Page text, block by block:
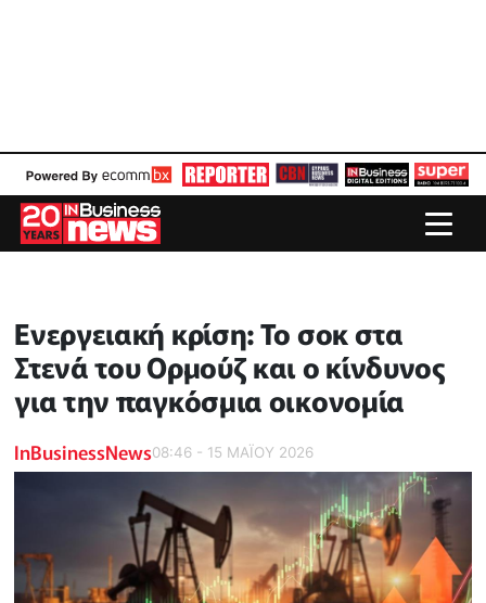
Ενεργειακή κρίση: Το σοκ στα
Στενά του Ορμούζ και ο κίνδυνος
για την παγκόσμια οικονομία
InBusinessNews08:46 - 15 ΜΑΪ́ΟΥ 2026